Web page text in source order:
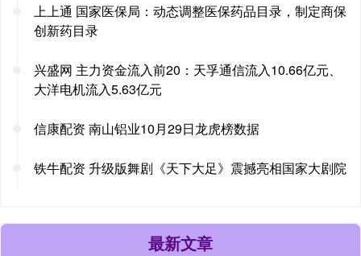
上上通 国家医保局：动态调整医保药品目录，制定商保
创新药目录
兴盛网 主力资金流入前20：天孚通信流入10.66亿元、
大洋电机流入5.63亿元
信康配资 南山铝业10月29日龙虎榜数据
铁牛配资 升级版舞剧《天下大足》震撼亮相国家大剧院
最新文章